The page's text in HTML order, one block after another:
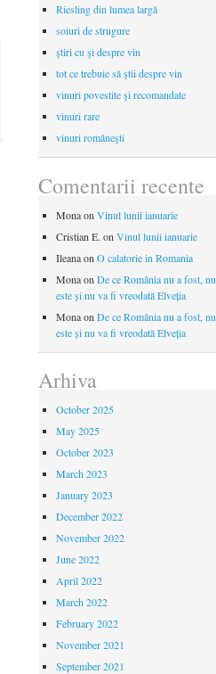
Riesling din lumea largă
soiuri de strugure
ştiri cu şi despre vin
tot ce trebuie să ştii despre vin
vinuri povestite şi recomandate
vinuri rare
vinuri româneşti
Comentarii recente
Monaon Vinul lunii ianuarie
Cristian E. on Vinul lunii ianuarie
Ileanaon O calatorie in Romania
Monaon De ce România nu a fost, nu
este și nu va fi vreodată Elveția
Monaon De ce România nu a fost, nu
este și nu va fi vreodată Elveția
Arhiva
October 2025
May 2025
October 2023
March 2023
January 2023
December 2022
November 2022
June 2022
April 2022
March 2022
February 2022
November 2021
September 2021